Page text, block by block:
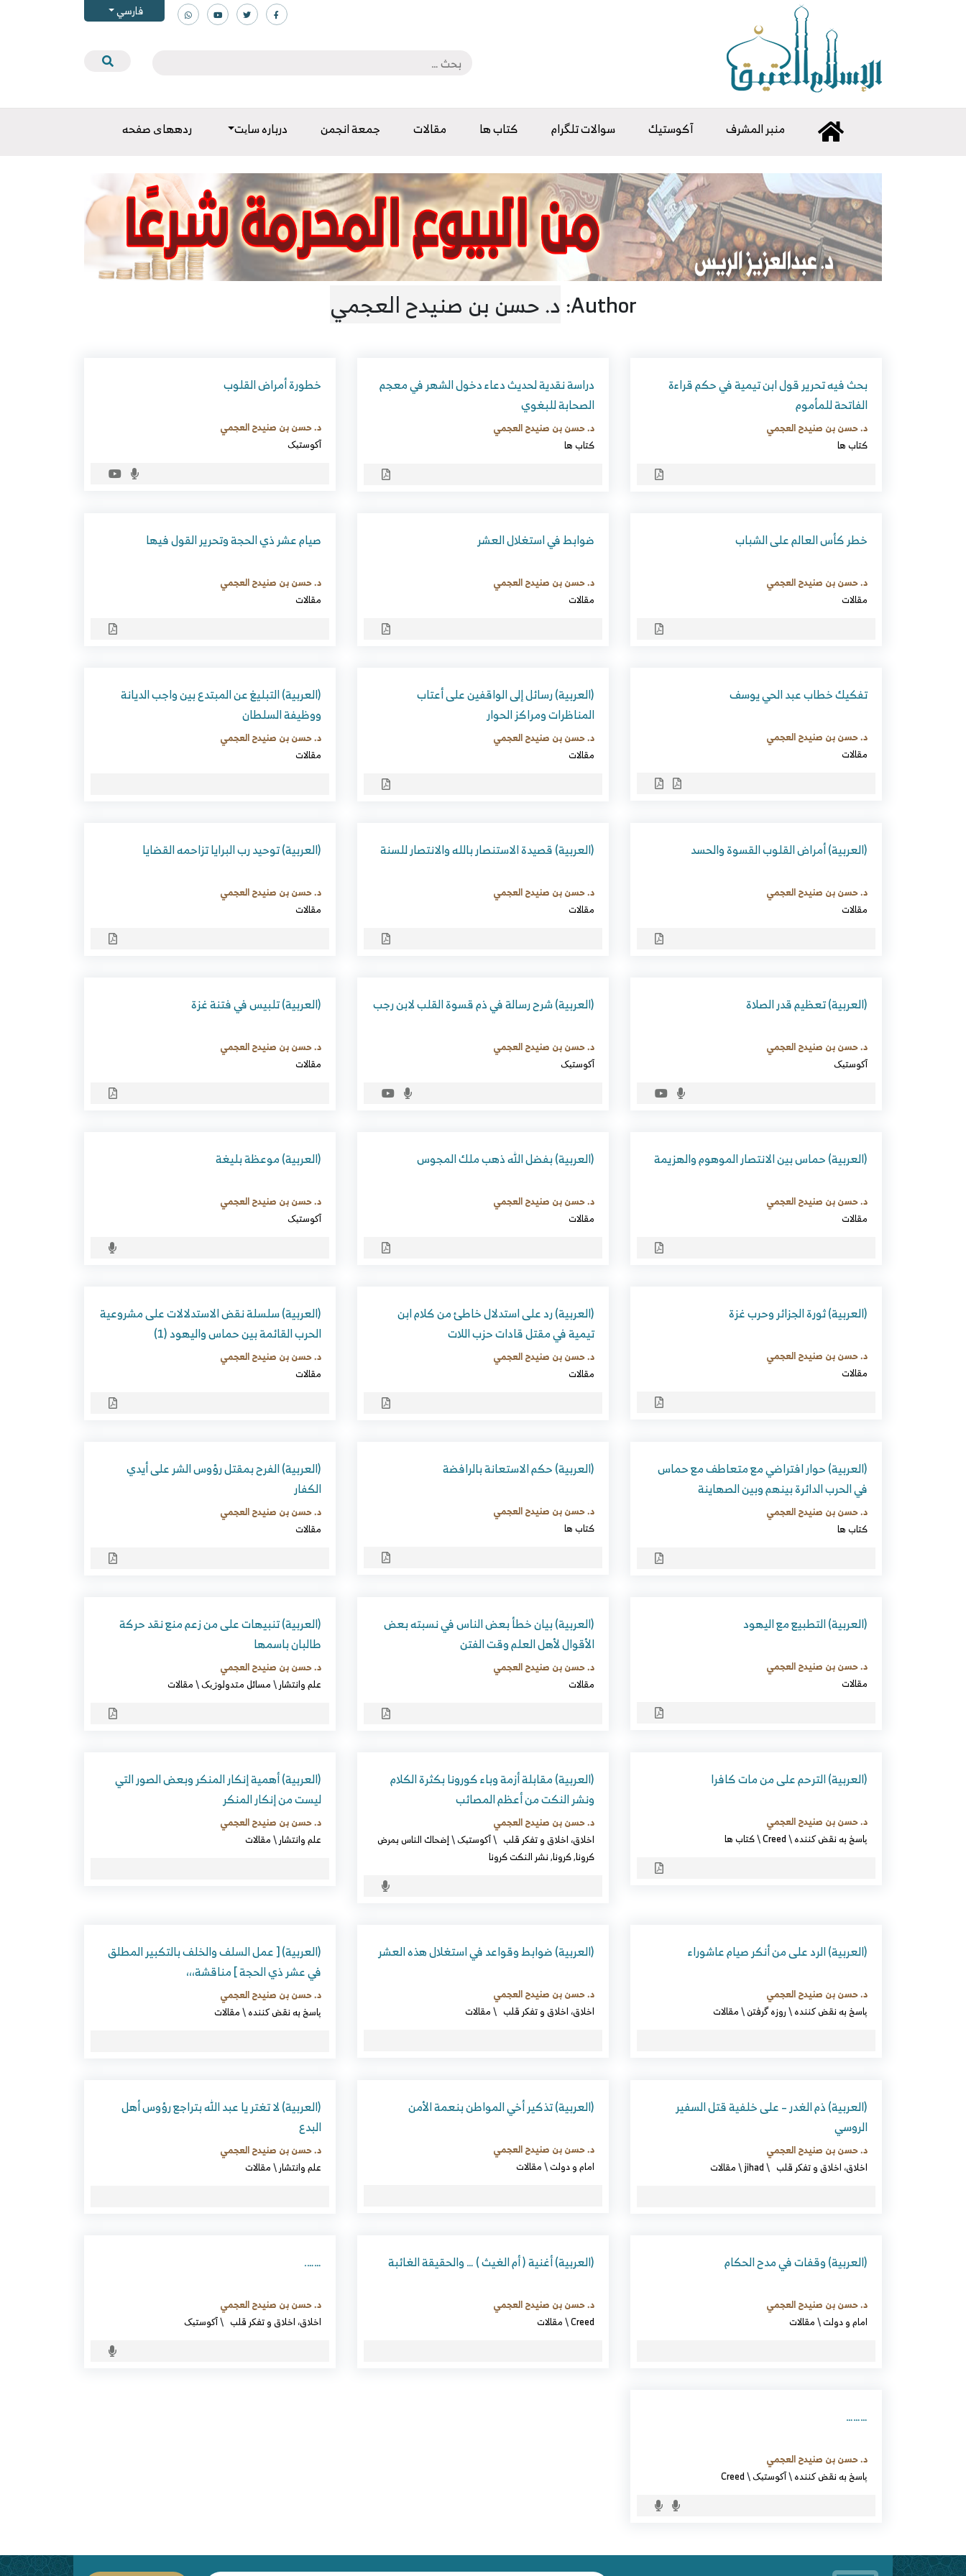
فارسي
منبر المشرف آكوستيك سوالات تلگرام كتاب ها مقالات جمعة انجمن درباره سایت ردههای صفحه
Author: د. حسن بن صنيدح العجمي
بحث فيه تحرير قول ابن تيمية في حكم قراءة
الفاتحة للمأموم
د. حسن بن صنيدح العجمي
كتاب ها
دراسة نقدية لحديث دعاء دخول الشهر في معجم
الصحابة للبغوي
د. حسن بن صنيدح العجمي
كتاب ها
خطورة أمراض القلوب
د. حسن بن صنيدح العجمي
آکوستیک
خطر كأس العالم على الشباب
د. حسن بن صنيدح العجمي
مقالات
ضوابط في استغلال العشر
د. حسن بن صنيدح العجمي
مقالات
صيام عشر ذي الحجة وتحرير القول فيها
د. حسن بن صنيدح العجمي
مقالات
تفكيك خطاب عبد الحي يوسف
د. حسن بن صنيدح العجمي
مقالات
(العربية) رسائل إلى الواقفين على أعتاب
المناظرات ومراكز الحوار
د. حسن بن صنيدح العجمي
مقالات
(العربية) التبليغ عن المبتدع بين واجب الديانة
ووظيفة السلطان
د. حسن بن صنيدح العجمي
مقالات
(العربية) أمراض القلوب القسوة والحسد
د. حسن بن صنيدح العجمي
مقالات
(العربية) قصيدة الاستنصار بالله والانتصار للسنة
د. حسن بن صنيدح العجمي
مقالات
(العربية) توحيد رب البرايا تزاحمه القضايا
د. حسن بن صنيدح العجمي
مقالات
(العربية) تعظيم قدر الصلاة
د. حسن بن صنيدح العجمي
آکوستیک
(العربية) شرح رسالة في ذم قسوة القلب لابن رجب
د. حسن بن صنيدح العجمي
آکوستیک
(العربية) تلبيس في فتنة غزة
د. حسن بن صنيدح العجمي
مقالات
(العربية) حماس بين الانتصار الموهوم والهزيمة
د. حسن بن صنيدح العجمي
مقالات
(العربية) بفضل الله ذهب ملك المجوس
د. حسن بن صنيدح العجمي
مقالات
(العربية) موعظة بليغة
د. حسن بن صنيدح العجمي
آکوستیک
(العربية) ثورة الجزائر وحرب غزة
د. حسن بن صنيدح العجمي
مقالات
(العربية) رد على استدلال خاطئ من كلام ابن
تيمية في مقتل قادات حزب اللات
د. حسن بن صنيدح العجمي
مقالات
(العربية) سلسلة نقض الاستدلالات على مشروعية
الحرب القائمة بين حماس واليهود (1)
د. حسن بن صنيدح العجمي
مقالات
(العربية) حوار افتراضي مع متعاطف مع حماس
في الحرب الدائرة بينهم وبين الصهاينة
د. حسن بن صنيدح العجمي
كتاب ها
(العربية) حكم الاستعانة بالرافضة
د. حسن بن صنيدح العجمي
كتاب ها
(العربية) الفرح بمقتل رؤوس الشر على أيدي
الكفار
د. حسن بن صنيدح العجمي
مقالات
(العربية) التطبيع مع اليهود
د. حسن بن صنيدح العجمي
مقالات
(العربية) بيان خطأ بعض الناس في نسبته بعض
الأقوال لأهل العلم وقت الفتن
د. حسن بن صنيدح العجمي
مقالات
(العربية) تنبيهات على من زعم منع نقد حركة
طالبان باسمها
د. حسن بن صنيدح العجمي
علم وانتشار\مسائل متدولوژیک\مقالات
(العربية) الترحم على من مات كافرا
د. حسن بن صنيدح العجمي
پاسخ به نقض کننده\
Creed
\كتاب ها
(العربية) مقابلة أزمة وباء كورونا بكثرة الكلام
ونشر النكت من أعظم المصائب
د. حسن بن صنيدح العجمي
اخلاق، اخلاق و تفکر قلب \آکوستیک\إضحاك الناس بمرض
كرونا,كرونا,نشر النكت كرونا
(العربية) أهمية إنكار المنكر وبعض الصور التي
ليست من إنكار المنكر
د. حسن بن صنيدح العجمي
علم وانتشار\مقالات
(العربية) الرد على من أنكر صيام عاشوراء
د. حسن بن صنيدح العجمي
پاسخ به نقض کننده\روزه گرفتن\مقالات
(العربية) ضوابط وقواعد في استغلال هذه العشر
د. حسن بن صنيدح العجمي
اخلاق، اخلاق و تفکر قلب \مقالات
(العربية) [ عمل السلف والخلف بالتكبير المطلق
في عشر ذي الحجة ] مناقشة،،،
د. حسن بن صنيدح العجمي
پاسخ به نقض کننده\مقالات
(العربية) ذم الغدر – على خلفية قتل السفير
الروسي
د. حسن بن صنيدح العجمي
اخلاق، اخلاق و تفکر قلب \
jihad
\مقالات
(العربية) تذكير أخي المواطن بنعمة الأمن
د. حسن بن صنيدح العجمي
امام و دولت\مقالات
(العربية) لا تغتر يا عبد الله بتراجع رؤوس أهل
البدع
د. حسن بن صنيدح العجمي
علم وانتشار\مقالات
(العربية) وقفات في مدح الحكام
د. حسن بن صنيدح العجمي
امام و دولت\مقالات
(العربية) أغنية ( أم الغيث ) … والحقيقة الغائبة
د. حسن بن صنيدح العجمي
Creed
\مقالات
…….
د. حسن بن صنيدح العجمي
اخلاق، اخلاق و تفکر قلب \آکوستیک
………
د. حسن بن صنيدح العجمي
پاسخ به نقض کننده\آکوستیک\
Creed